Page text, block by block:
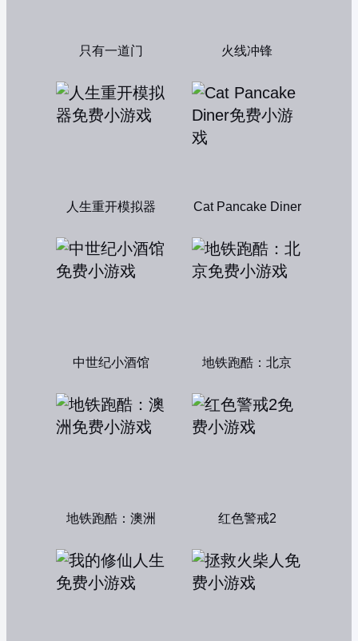
只有一道门 火线冲锋
人生重开模拟器 Cat Pancake Diner
中世纪小酒馆 地铁跑酷：北京
地铁跑酷：澳洲 红色警戒2